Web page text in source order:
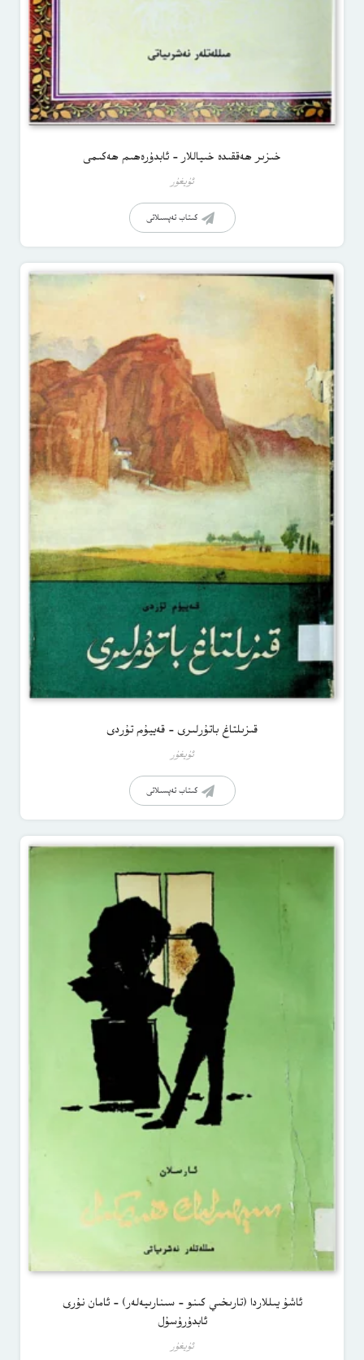
خىزىر ھەققىدە خىياللار – ئابدۇرەھىم ھەكىمى
ئۇيغۇر
كىتاب تەپسىلاتى
قىزىلتاغ باتۇرلىرى – قەييۇم تۇردى
ئۇيغۇر
كىتاب تەپسىلاتى
ئاشۇ يىللاردا (تارىخىي كىنو – سىنارىيەلەر) – ئامان نۇرى
ئابدۇرۇسۇل
ئۇيغۇر